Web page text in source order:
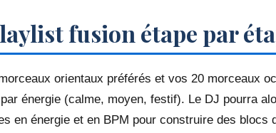
fusion étape par
orientaux préférés et vos 20 morceaux
énergie (calme, moyen, festif). Le DJ pourra
en énergie et en BPM pour construire des blocs